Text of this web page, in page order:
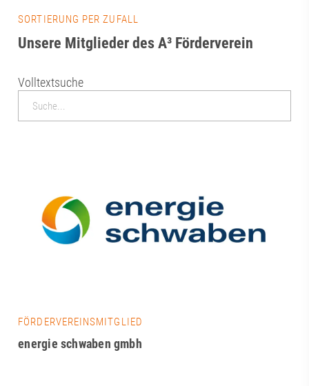
SORTIERUNG PER ZUFALL
Unsere Mitglieder des A³ Förderverein
Volltextsuche
FÖRDERVEREINSMITGLIED
energie schwaben gmbh